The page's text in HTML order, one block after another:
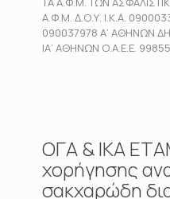
Α.Φ.Μ. Δ.Ο.Υ. Ι.Κ.Α.
090037978 Α’ ΑΘΗΝΩΝ
ΙΑ’ ΑΘΗΝΩΝ Ο.Α.Ε.Ε.
ΟΓΑ & ΙΚΑ
χορήγησης
σακχαρώδη